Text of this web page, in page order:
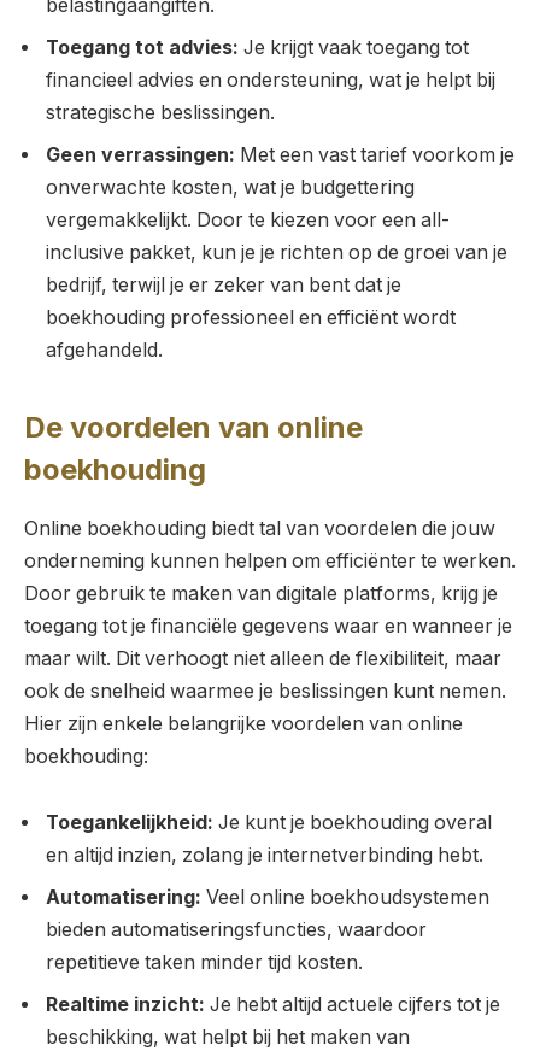
belastingaangiften.
Toegang tot advies: Je krijgt vaak toegang tot
financieel advies en ondersteuning, wat je helpt bij
strategische beslissingen.
Geen verrassingen: Met een vast tarief voorkom je
onverwachte kosten, wat je budgettering
vergemakkelijkt. Door te kiezen voor een all-
inclusive pakket, kun je je richten op de groei van je
bedrijf, terwijl je er zeker van bent dat je
boekhouding professioneel en efficiënt wordt
afgehandeld.
De voordelen van online
boekhouding
Online boekhouding biedt tal van voordelen die jouw
onderneming kunnen helpen om efficiënter te werken.
Door gebruik te maken van digitale platforms, krijg je
toegang tot je financiële gegevens waar en wanneer je
maar wilt. Dit verhoogt niet alleen de flexibiliteit, maar
ook de snelheid waarmee je beslissingen kunt nemen.
Hier zijn enkele belangrijke voordelen van online
boekhouding:
Toegankelijkheid: Je kunt je boekhouding overal
en altijd inzien, zolang je internetverbinding hebt.
Automatisering: Veel online boekhoudsystemen
bieden automatiseringsfuncties, waardoor
repetitieve taken minder tijd kosten.
Realtime inzicht: Je hebt altijd actuele cijfers tot je
beschikking, wat helpt bij het maken van